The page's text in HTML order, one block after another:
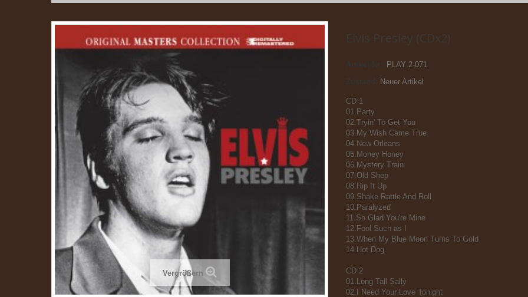
Vergrößern
Elvis Presley (CDx2)
Artikel-Nr.:
PLAY 2-071
Zustand:
Neuer Artikel
CD 1
01.Party
02.Tryin' To Get You
03.My Wish Came True
04.New Orleans
05.Money Honey
06.Mystery Train
07.Old Shep
08.Rip It Up
09.Shake Rattle And Roll
10.Paralyzed
11.So Glad You're Mine
12.Fool Such as I
13.When My Blue Moon Turns To Gold
14.Hot Dog
CD 2
01.Long Tall Sally
02.I Need Your Love Tonight